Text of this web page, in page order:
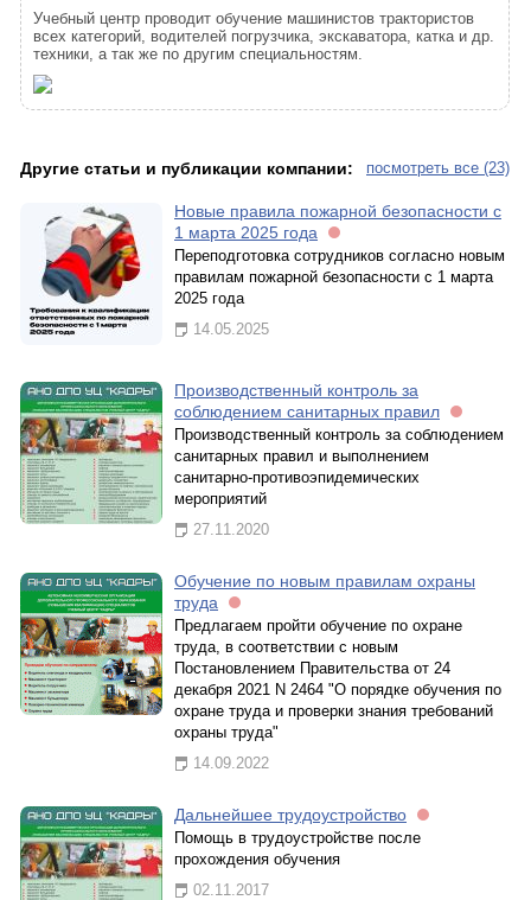
Учебный центр проводит обучение машинистов трактористов
всех категорий, водителей погрузчика, экскаватора, катка и др.
техники, а так же по другим специальностям.
посмотреть все (23)
Другие статьи и публикации компании:
Новые правила пожарной безопасности с
1 марта 2025 года
Переподготовка сотрудников согласно новым
правилам пожарной безопасности с 1 марта
2025 года
14.05.2025
Производственный контроль за
соблюдением санитарных правил
Производственный контроль за соблюдением
санитарных правил и выполнением
санитарно-противоэпидемических
мероприятий
27.11.2020
Обучение по новым правилам охраны
труда
Предлагаем пройти обучение по охране
труда, в соответствии с новым
Постановлением Правительства от 24
декабря 2021 N 2464 "О порядке обучения по
охране труда и проверки знания требований
охраны труда"
14.09.2022
Дальнейшее трудоустройство
Помощь в трудоустройстве после
прохождения обучения
02.11.2017